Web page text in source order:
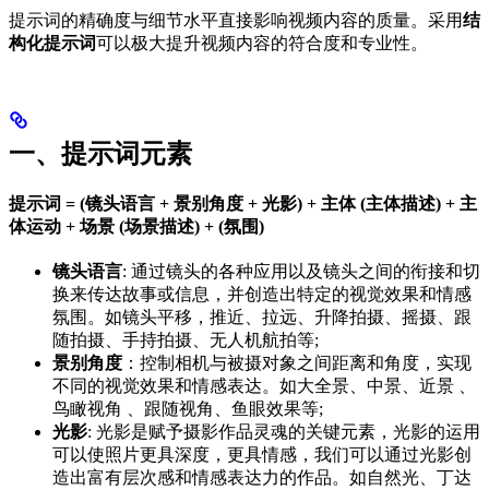
提示词的精确度与细节水平直接影响视频内容的质量。采用结
构化提示词可以极大提升视频内容的符合度和专业性。
一、提示词元素
提示词 = (镜头语言 + 景别角度 + 光影) + 主体 (主体描述) + 主
体运动 + 场景 (场景描述) + (氛围)
镜头语言: 通过镜头的各种应用以及镜头之间的衔接和切
换来传达故事或信息，并创造出特定的视觉效果和情感
氛围。如镜头平移，推近、拉远、升降拍摄、摇摄、跟
随拍摄、手持拍摄、无人机航拍等;
景别角度 ：控制相机与被摄对象之间距离和角度，实现
不同的视觉效果和情感表达。如大全景、中景、近景 、
鸟瞰视角 、跟随视角、鱼眼效果等;
光影: 光影是赋予摄影作品灵魂的关键元素，光影的运用
可以使照片更具深度，更具情感，我们可以通过光影创
造出富有层次感和情感表达力的作品。如自然光、丁达